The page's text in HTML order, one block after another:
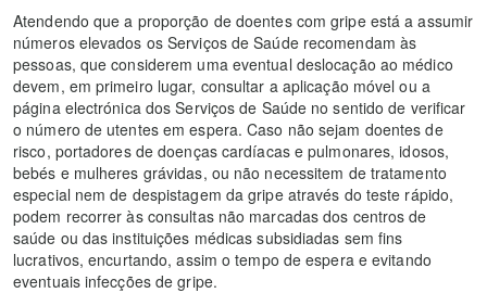
Atendendo que a proporção de doentes com gripe está a assumir
números elevados os Serviços de Saúde recomendam às
pessoas, que considerem uma eventual deslocação ao médico
devem, em primeiro lugar, consultar a aplicação móvel ou a
página electrónica dos Serviços de Saúde no sentido de verificar
o número de utentes em espera. Caso não sejam doentes de
risco, portadores de doenças cardíacas e pulmonares, idosos,
bebés e mulheres grávidas, ou não necessitem de tratamento
especial nem de despistagem da gripe através do teste rápido,
podem recorrer às consultas não marcadas dos centros de
saúde ou das instituições médicas subsidiadas sem fins
lucrativos, encurtando, assim o tempo de espera e evitando
eventuais infecções de gripe.